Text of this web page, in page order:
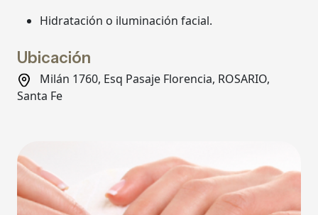
Hidratación o iluminación facial.
Ubicación
Milán 1760, Esq Pasaje Florencia, ROSARIO,
Santa Fe